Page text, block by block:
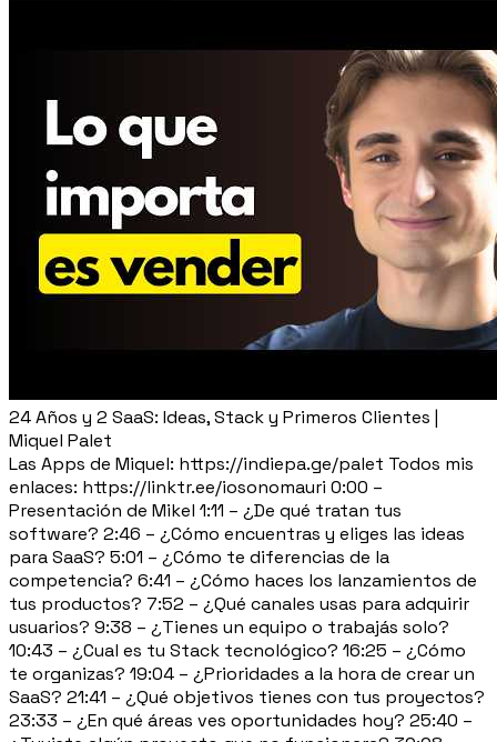
24 Años y 2 SaaS: Ideas, Stack y Primeros Clientes |
Miquel Palet
Las Apps de Miquel: https://indiepa.ge/palet Todos mis
enlaces: https://linktr.ee/iosonomauri 0:00 –
Presentación de Mikel 1:11 – ¿De qué tratan tus
software? 2:46 – ¿Cómo encuentras y eliges las ideas
para SaaS? 5:01 – ¿Cómo te diferencias de la
competencia? 6:41 – ¿Cómo haces los lanzamientos de
tus productos? 7:52 – ¿Qué canales usas para adquirir
usuarios? 9:38 – ¿Tienes un equipo o trabajás solo?
10:43 – ¿Cual es tu Stack tecnológico? 16:25 – ¿Cómo
te organizas? 19:04 – ¿Prioridades a la hora de crear un
SaaS? 21:41 – ¿Qué objetivos tienes con tus proyectos?
23:33 – ¿En qué áreas ves oportunidades hoy? 25:40 –